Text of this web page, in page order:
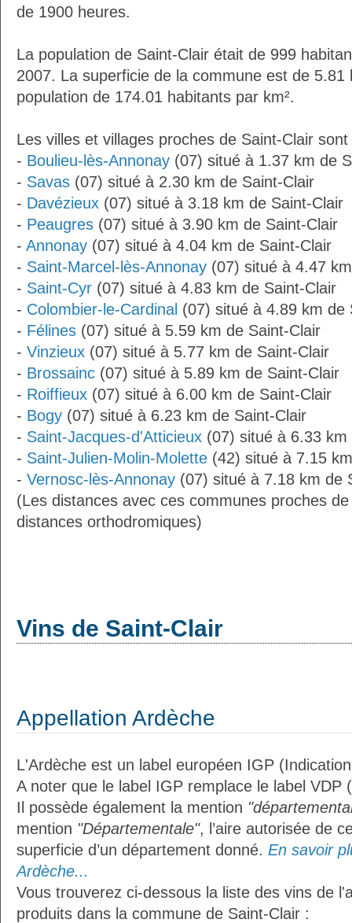
de 1900 heures.
La population de Saint-Clair était de 999
2007. La superficie de la commune est de 5.81
population de 174.01 habitants par km².
Les villes et villages proches de Saint-Clair sont
- Boulieu-lès-Annonay (07) situé à 1.37 km de
- Savas (07) situé à 2.30 km de Saint-Clair
- Davézieux (07) situé à 3.18 km de Saint-Clair
- Peaugres (07) situé à 3.90 km de Saint-Clair
- Annonay (07) situé à 4.04 km de Saint-Clair
- Saint-Marcel-lès-Annonay (07) situé à 4.47
- Saint-Cyr (07) situé à 4.83 km de Saint-Clair
- Colombier-le-Cardinal (07) situé à 4.89 km de
- Félines (07) situé à 5.59 km de Saint-Clair
- Vinzieux (07) situé à 5.77 km de Saint-Clair
- Brossainc (07) situé à 5.89 km de Saint-Clair
- Roiffieux (07) situé à 6.00 km de Saint-Clair
- Bogy (07) situé à 6.23 km de Saint-Clair
- Saint-Jacques-d'Atticieux (07) situé à 6.33 km
- Saint-Julien-Molin-Molette (42) situé à 7.15
- Vernosc-lès-Annonay (07) situé à 7.18 km de
(Les distances avec ces communes proches
distances orthodromiques)
Vins de Saint-Clair
Appellation Ardèche
L'Ardèche est un label européen IGP
A noter que le label IGP remplace le label VDP
Il possède également la mention
mention "Départementale", l’aire autorisée de
superficie d’un département donné. En savoir
Ardèche...
Vous trouverez ci-dessous la liste des vins de
produits dans la commune de Saint-Clair :